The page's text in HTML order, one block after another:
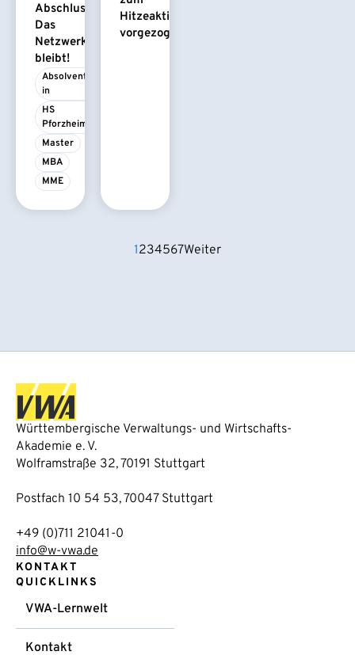
Abschluss.
Das
Netzwerk
bleibt!
Absolvent/-
in
HS
Pforzheim
Master
MBA
MME
Hitzeaktionsplan
vorgezogen
1234567Weiter
Württembergische Verwaltungs- und Wirtschafts-
Akademie e. V.
Wolframstraße 32, 70191 Stuttgart
Postfach 10 54 53, 70047 Stuttgart
+49 (0)711 21041-0
info@w-vwa.de
KONTAKT
QUICKLINKS
VWA-Lernwelt
Kontakt